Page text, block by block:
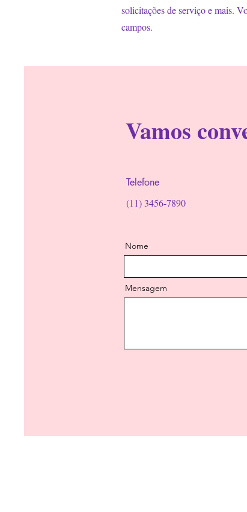
solicitações de serviço e mais.
campos.
Vamos
Telefone
(11) 3456-7890
Nome
Mensagem